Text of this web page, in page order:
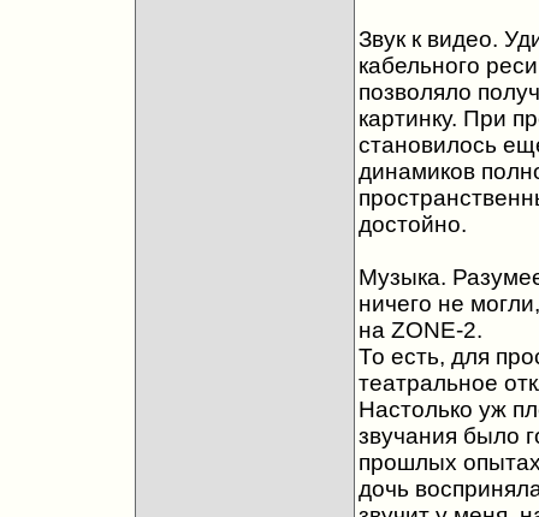
Звук к видео.
кабельного
позволяло
картинку. При
становилось
динамиков
достойно.
Музыка.
ничего не
на ZONE-2.
То есть, для
театральное
Настолько уж
звучания было
прошлых
дочь